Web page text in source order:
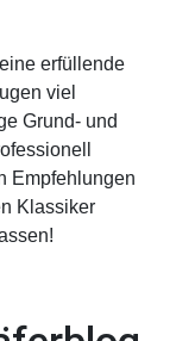
erfüllende
viel
Grund- und
Empfehlungen
Klassiker